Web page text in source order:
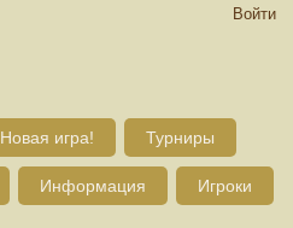
Войти
Новая игра! Турниры
Информация Игроки